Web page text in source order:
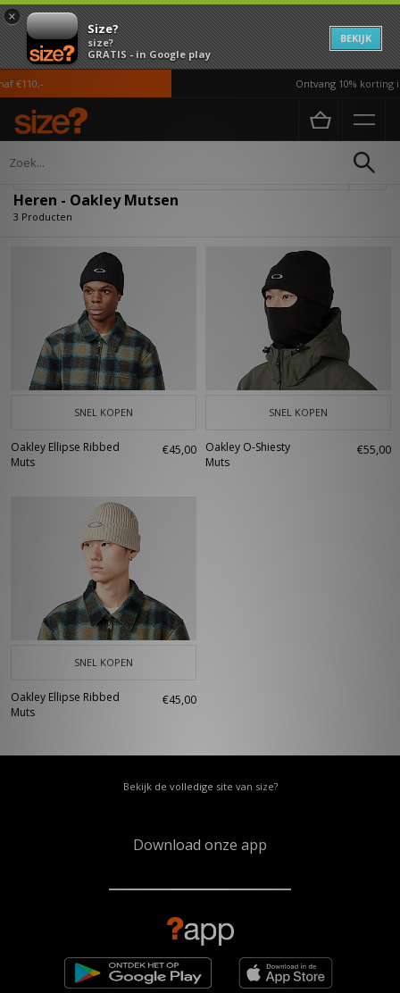
×
Size?
size?
GRATIS - in Google play
BEKIJK
€110,- Ontvang 10% korting
Home Heren
Heren - Oakley Mutsen
3 Producten
SNEL KOPEN
Oakley Ellipse Ribbed
Muts
€45,00
SNEL KOPEN
Oakley O-Shiesty
Muts
€55,00
SNEL KOPEN
Oakley Ellipse Ribbed
Muts
€45,00
Bekijk de volledige site van size?
Download onze app